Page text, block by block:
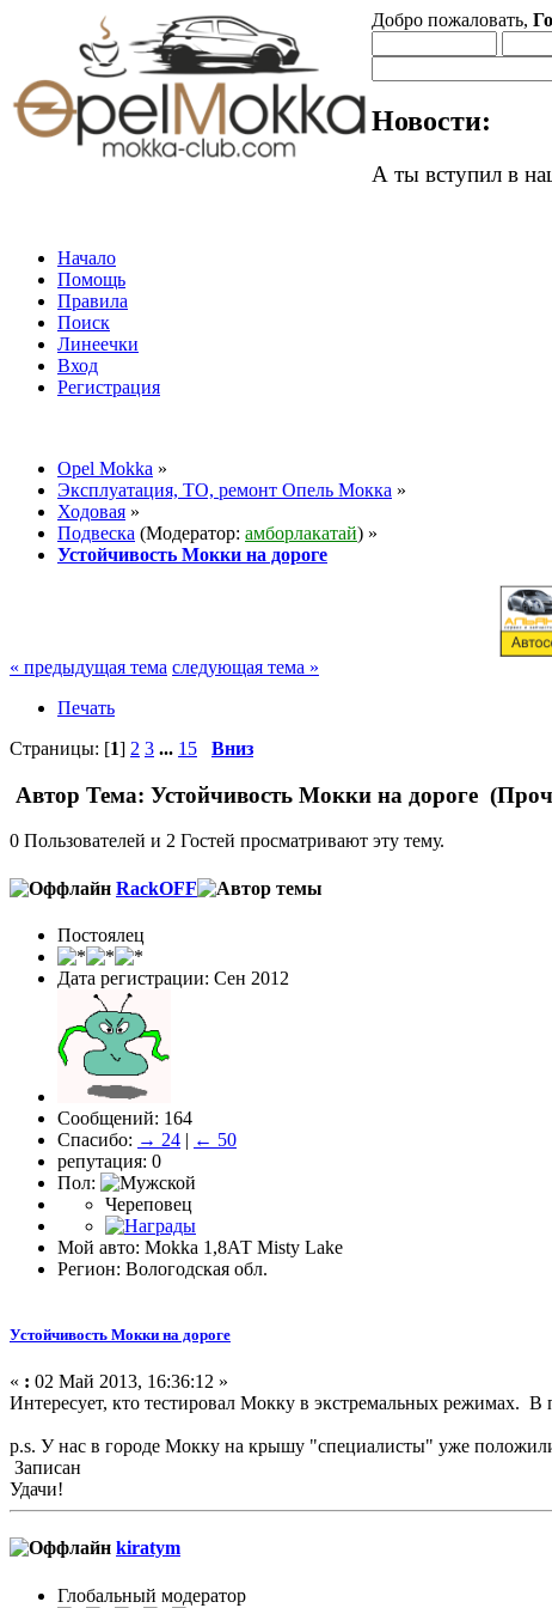
Добро пожаловать,
Новости:
А ты вступил в
Начало
Помощь
Правила
Поиск
Линеечки
Вход
Регистрация
Opel Mokka »
Эксплуатация, ТО, ремонт Опель Мокка »
Ходовая »
Подвеска (Модератор: амборлакатай) »
Устойчивость Мокки на дороге
« предыдущая тема следующая тема »
Печать
Страницы: [1] 2 3 ... 15 Вниз
Автор Тема: Устойчивость Мокки на дороге
0 Пользователей и 2 Гостей просматривают эту тему.
RackOFF
Постоялец
Дата регистрации: Сен 2012
Сообщений: 164
Спасибо: → 24 | ← 50
репутация: 0
Пол:
Череповец
Мой авто: Mokka 1,8АТ Misty Lake
Регион: Вологодская обл.
Устойчивость Мокки на дороге
« : 02 Май 2013, 16:36:12 »
Интересует, кто тестировал Мокку в экстремальных режимах. В
p.s. У нас в городе Мокку на крышу "специалисты" уже
Записан
Удачи!
kiratym
Глобальный модератор